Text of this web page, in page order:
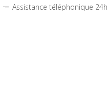
Assistance téléphonique